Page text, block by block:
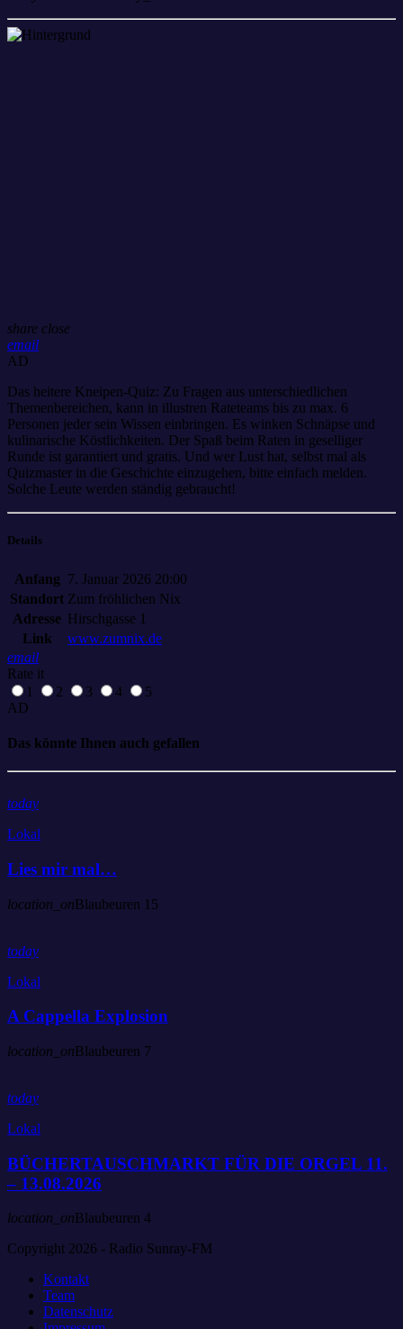
share close
email
AD
Das heitere Kneipen-Quiz: Zu Fragen aus unterschiedlichen
Themenbereichen, kann in illustren Rateteams bis zu max. 6
Personen jeder sein Wissen einbringen. Es winken Schnäpse und
kulinarische Köstlichkeiten. Der Spaß beim Raten in geselliger
Runde ist garantiert und gratis. Und wer Lust hat, selbst mal als
Quizmaster in die Geschichte einzugehen, bitte einfach melden.
Solche Leute werden ständig gebraucht!
Details
Anfang 7. Januar 2026 20:00
Standort Zum fröhlichen Nix
Adresse Hirschgasse 1
Link
www.zumnix.de
email
Rate it
1
2 3 4
5
AD
Das könnte Ihnen auch gefallen
today
Lokal
Lies mir mal…
location_onBlaubeuren 15
today
Lokal
A Cappella Explosion
location_onBlaubeuren 7
today
Lokal
BÜCHERTAUSCHMARKT FÜR DIE ORGEL 11.
– 13.08.2026
location_onBlaubeuren 4
Copyright 2026 - Radio Sunray-FM
Kontakt
Team
Datenschutz